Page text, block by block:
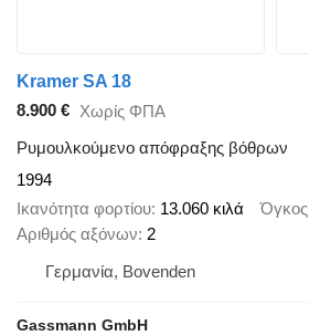
Kramer SA 18
8.900 € Χωρίς ΦΠΑ
Ρυμουλκούμενο απόφραξης βόθρων
1994
Ικανότητα φορτίου 13.060 κιλά Όγκος
Αριθμός αξόνων 2
Γερμανία, Bovenden
Gassmann GmbH